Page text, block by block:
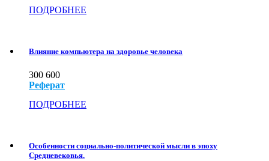
ПОДРОБНЕЕ
Влияние компьютера на здоровье человека
300 600
Реферат
ПОДРОБНЕЕ
Особенности социально-политической мысли в эпоху
Средневековья.